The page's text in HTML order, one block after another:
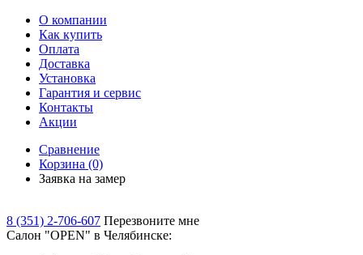
О компании
Как купить
Оплата
Доставка
Установка
Гарантия и сервис
Контакты
Акции
Сравнение
Корзина (0)
Заявка на замер
8 (351) 2-706-607 Перезвоните мне
Cалон "OPEN" в Челябинске: